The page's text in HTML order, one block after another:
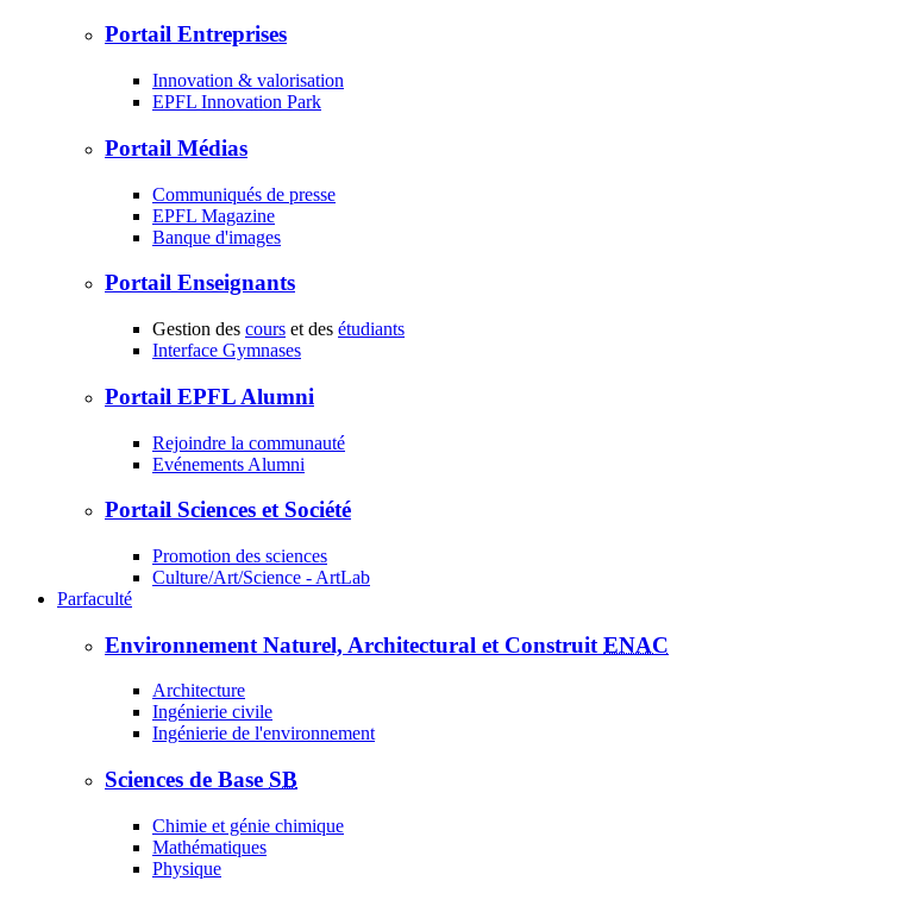
Portail Entreprises
Innovation & valorisation
EPFL Innovation Park
Portail Médias
Communiqués de presse
EPFL Magazine
Banque d'images
Portail Enseignants
Gestion des cours et des étudiants
Interface Gymnases
Portail EPFL Alumni
Rejoindre la communauté
Evénements Alumni
Portail Sciences et Société
Promotion des sciences
Culture/Art/Science - ArtLab
Parfaculté
Environnement Naturel, Architectural et Construit ENAC
Architecture
Ingénierie civile
Ingénierie de l'environnement
Sciences de Base SB
Chimie et génie chimique
Mathématiques
Physique